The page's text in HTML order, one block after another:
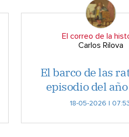
El correo de la
Carlos Rilova
El barco de las
episodio del
18-05-2026 |